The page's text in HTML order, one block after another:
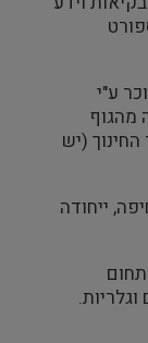
ע"י
מהגוף
(יש
ייחודה